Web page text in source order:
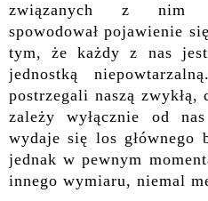
związanych z nim
spowodował pojawienie
tym, że każdy z nas
jednostką
postrzegali naszą zwykłą,
zależy wyłącznie od
wydaje się los głównego
jednak w pewnym
innego wymiaru, niemal